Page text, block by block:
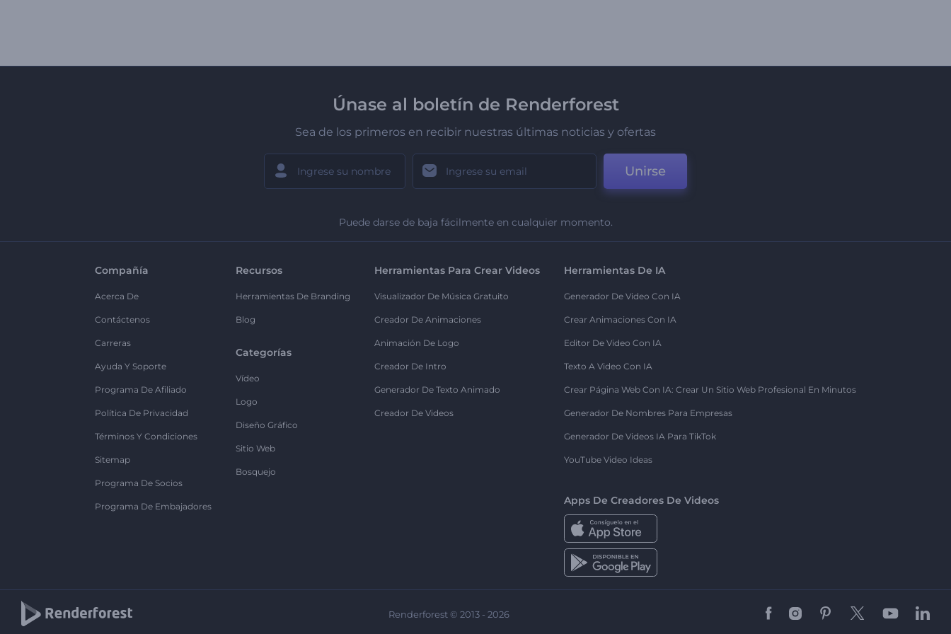
Únase al boletín de Renderforest
Sea de los primeros en recibir nuestras últimas noticias y ofertas
Unirse
Puede darse de baja fácilmente en cualquier momento.
Compañía
Acerca De
Contáctenos
Carreras
Ayuda Y Soporte
Programa De Afiliado
Política De Privacidad
Términos Y Condiciones
Sitemap
Programa De Socios
Programa De Embajadores
Recursos
Herramientas De Branding
Blog
Categorías
Vídeo
Logo
Diseño Gráfico
Sitio Web
Bosquejo
Herramientas Para Crear Videos
Visualizador De Música Gratuito
Creador De Animaciones
Animación De Logo
Creador De Intro
Generador De Texto Animado
Creador De Videos
Herramientas De IA
Generador De Video Con IA
Crear Animaciones Con IA
Editor De Video Con IA
Texto A Video Con IA
Crear Página Web Con IA: Crear Un Sitio Web Profesional En Minutos
Generador De Nombres Para Empresas
Generador De Videos IA Para TikTok
YouTube Video Ideas
Apps De Creadores De Videos
Renderforest © 2013 - 2026